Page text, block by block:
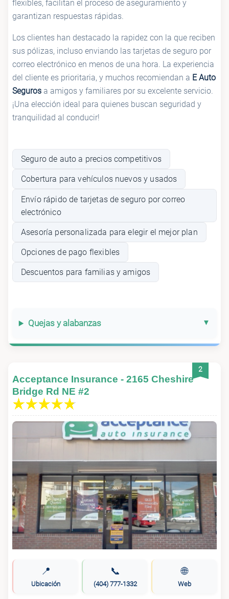
flexibles, facilitan el proceso de aseguramiento y
garantizan respuestas rápidas.
Los clientes han destacado la rapidez con la que reciben
sus pólizas, incluso enviando las tarjetas de seguro por
correo electrónico en menos de una hora. La experiencia
del cliente es prioritaria, y muchos recomiendan a E Auto
Seguros a amigos y familiares por su excelente servicio.
¡Una elección ideal para quienes buscan seguridad y
tranquilidad al conducir!
Seguro de auto a precios competitivos
Cobertura para vehículos nuevos y usados
Envío rápido de tarjetas de seguro por correo
electrónico
Asesoría personalizada para elegir el mejor plan
Opciones de pago flexibles
Descuentos para familias y amigos
Quejas y alabanzas
2
Acceptance Insurance - 2165 Cheshire
Bridge Rd NE #2
📍
Ubicación
📞
(404) 777-1332
🌐
Web